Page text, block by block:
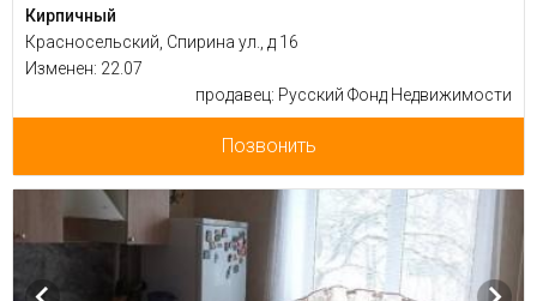
Кирпичный
Красносельский, Спирина ул., д 16
Изменен: 22.07
продавец: Русский Фонд Недвижимости
Позвонить